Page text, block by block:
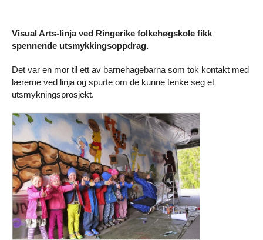
Visual Arts-linja ved Ringerike folkehøgskole fikk
spennende utsmykkingsoppdrag.
Det var en mor til ett av barnehagebarna som tok kontakt med
lærerne ved linja og spurte om de kunne tenke seg et
utsmykningsprosjekt.